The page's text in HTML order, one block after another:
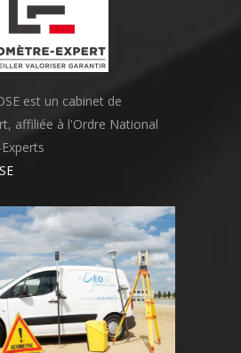
est un cabinet de
affiliée à l'Ordre National